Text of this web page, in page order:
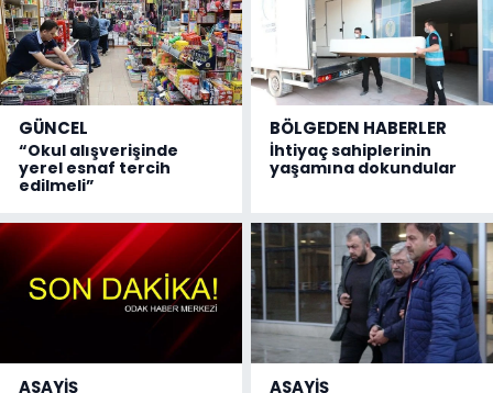
GÜNCEL
“Okul alışverişinde
yerel esnaf tercih
edilmeli”
BÖLGEDEN HABERLER
İhtiyaç sahiplerinin
yaşamına dokundular
ASAYİŞ ASAYİŞ